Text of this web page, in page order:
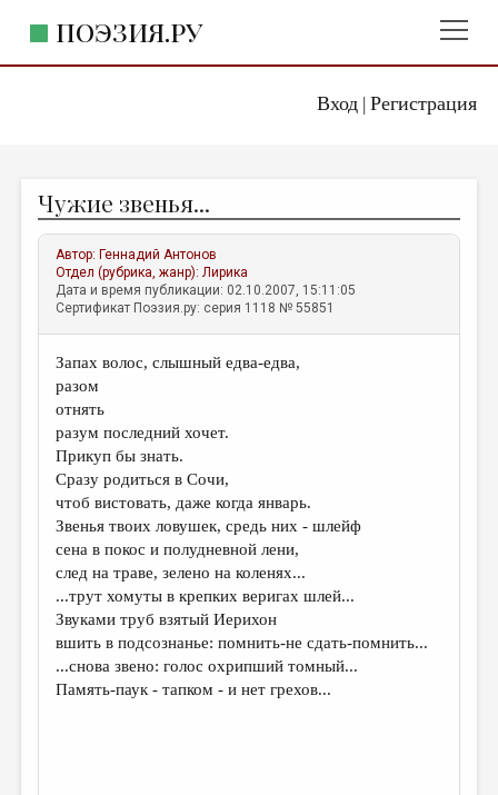
Вход| Регистрация
ПОЭЗИЯ.РУ
ЖАНРЫ
АВТОРЫ
КОММЕНТАРИИ
ЛИТСАЛОН
НОВОСТИ
ПРАВИЛА САЙТА
ОТДЕЛЫ И РУБРИКИ
ИЗБРАННОЕ
ДАЙДЖЕСТ
ПРОИЗВЕДЕНИЯ
ПЕРЕВОДЫ
КОНКУРСЫ
ДЕТСКАЯ КОМНАТА
Чужие звенья...
Автор: Геннадий Антонов
Отдел (рубрика, жанр):Лирика
Дата и время публикации: 02.10.2007, 15:11:05
Сертификат Поэзия.ру: серия 1118 № 55851
Запах волос, слышный едва-едва,
разом
отнять
разум последний хочет.
Прикуп бы знать.
Сразу родиться в Сочи,
чтоб вистовать, даже когда январь.
Звенья твоих ловушек, средь них - шлейф
сена в покос и полудневной лени,
след на траве, зелено на коленях...
...трут хомуты в крепких веригах шлей...
Звуками труб взятый Иерихон
вшить в подсознанье: помнить-не сдать-помнить...
...снова звено: голос охрипший томный...
Память-паук - тапком - и нет грехов...